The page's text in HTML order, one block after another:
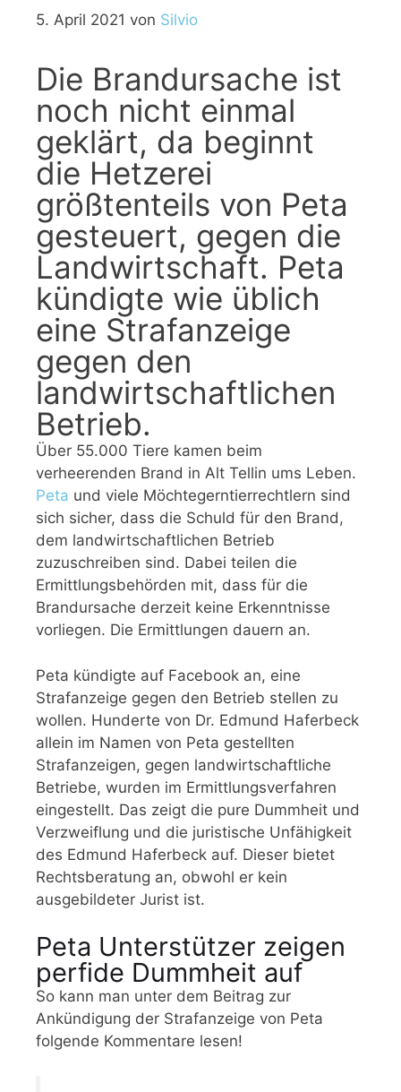
5. April 2021 von Silvio
Die Brandursache ist
noch nicht einmal
geklärt, da beginnt
die Hetzerei
größtenteils von Peta
gesteuert, gegen die
Landwirtschaft. Peta
kündigte wie üblich
eine Strafanzeige
gegen den
landwirtschaftlichen
Betrieb.
Über 55.000 Tiere kamen beim
verheerenden Brand in Alt Tellin ums Leben.
Peta und viele Möchtegerntierrechtlern sind
sich sicher, dass die Schuld für den Brand,
dem landwirtschaftlichen Betrieb
zuzuschreiben sind. Dabei teilen die
Ermittlungsbehörden mit, dass für die
Brandursache derzeit keine Erkenntnisse
vorliegen. Die Ermittlungen dauern an.
Peta kündigte auf Facebook an, eine
Strafanzeige gegen den Betrieb stellen zu
wollen. Hunderte von Dr. Edmund Haferbeck
allein im Namen von Peta gestellten
Strafanzeigen, gegen landwirtschaftliche
Betriebe, wurden im Ermittlungsverfahren
eingestellt. Das zeigt die pure Dummheit und
Verzweiflung und die juristische Unfähigkeit
des Edmund Haferbeck auf. Dieser bietet
Rechtsberatung an, obwohl er kein
ausgebildeter Jurist ist.
Peta Unterstützer zeigen
perfide Dummheit auf
So kann man unter dem Beitrag zur
Ankündigung der Strafanzeige von Peta
folgende Kommentare lesen!